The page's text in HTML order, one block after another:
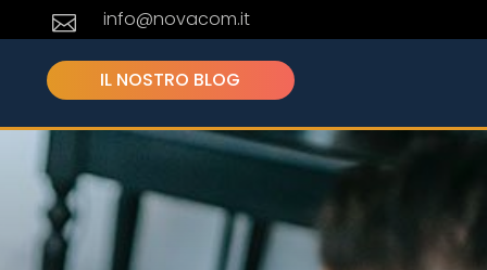
 info@novacom.it
IL NOSTRO BLOG